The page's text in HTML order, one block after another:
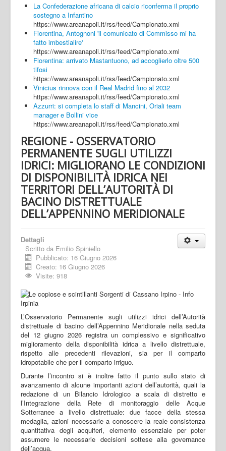
La Confederazione africana di calcio riconferma il proprio
sostegno a Infantino
https://www.areanapoli.it/rss/feed/Campionato.xml
Fiorentina, Antognoni 'il comunicato di Commisso mi ha
fatto imbestialire'
https://www.areanapoli.it/rss/feed/Campionato.xml
Fiorentina: arrivato Mastantuono, ad accoglierlo oltre 500
tifosi
https://www.areanapoli.it/rss/feed/Campionato.xml
Vinicius rinnova con il Real Madrid fino al 2032
https://www.areanapoli.it/rss/feed/Campionato.xml
Azzurri: si completa lo staff di Mancini, Oriali team
manager e Bollini vice
https://www.areanapoli.it/rss/feed/Campionato.xml
REGIONE - OSSERVATORIO
PERMANENTE SUGLI UTILIZZI
IDRICI: MIGLIORANO LE CONDIZIONI
DI DISPONIBILITÀ IDRICA NEI
TERRITORI DELL’AUTORITÀ DI
BACINO DISTRETTUALE
DELL’APPENNINO MERIDIONALE
Dettagli
Scritto da Emilio Spiniello
Pubblicato: 16 Giugno 2026
Creato: 16 Giugno 2026
Visite: 918
L’Osservatorio Permanente sugli utilizzi idrici dell’Autorità
distrettuale di bacino dell’Appennino Meridionale nella seduta
del 12 giugno 2026 registra un complessivo e significativo
miglioramento della disponibilità idrica a livello distrettuale,
rispetto alle precedenti rilevazioni, sia per il comparto
idropotabile che per il comparto irriguo.
Durante l’incontro si è inoltre fatto il punto sullo stato di
avanzamento di alcune importanti azioni dell’autorità, quali la
redazione di un Bilancio Idrologico a scala di distretto e
l’Integrazione della Rete di monitoraggio delle Acque
Sotterranee a livello distrettuale: due facce della stessa
medaglia, azioni necessarie a conoscere la reale consistenza
quantitativa degli acquiferi, elemento essenziale per poter
assumere le necessarie decisioni sottese alla governance
dell’acqua.